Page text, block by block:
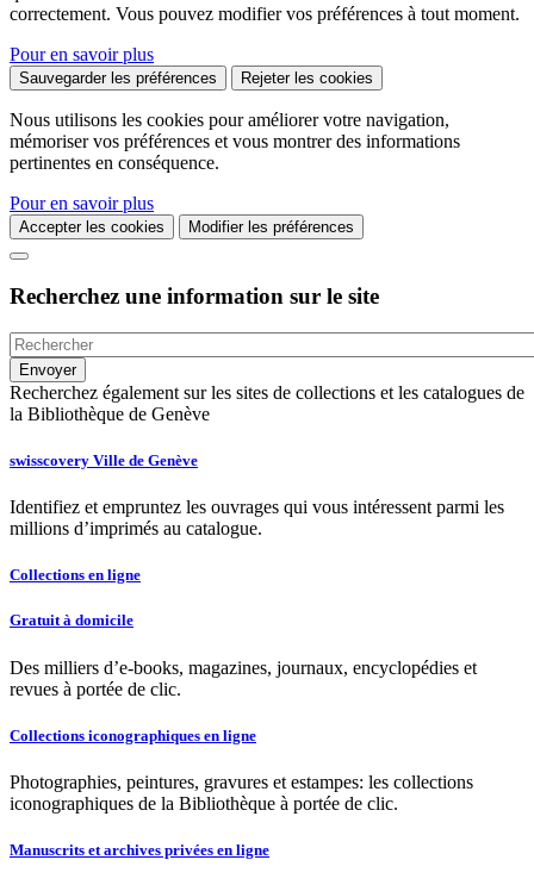
correctement. Vous pouvez modifier vos préférences à tout moment.
Pour en savoir plus
Sauvegarder les préférences Rejeter les cookies
Nous utilisons les cookies pour améliorer votre navigation,
mémoriser vos préférences et vous montrer des informations
pertinentes en conséquence.
Pour en savoir plus
Accepter les cookies Modifier les préférences
Recherchez une information sur le site
Recherchez également sur les sites de collections et les catalogues de
la Bibliothèque de Genève
swisscovery Ville de Genève
Identifiez et empruntez les ouvrages qui vous intéressent parmi les
millions d’imprimés au catalogue.
Collections en ligne
Gratuit à domicile
Des milliers d’e-books, magazines, journaux, encyclopédies et
revues à portée de clic.
Collections iconographiques en ligne
Photographies, peintures, gravures et estampes: les collections
iconographiques de la Bibliothèque à portée de clic.
Manuscrits et archives privées en ligne